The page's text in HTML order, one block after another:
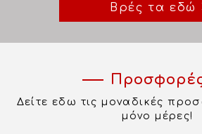
Βρές τα εδώ
Δείτε εδω τις μοναδικές
μόνο μέρες!